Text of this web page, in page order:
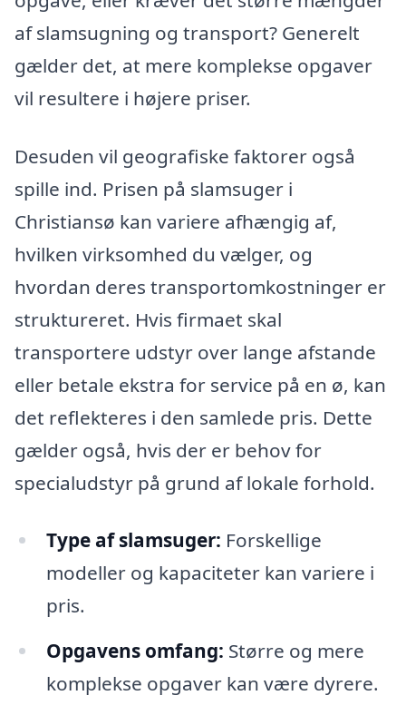
af slamsugning og transport? Generelt
gælder det, at mere komplekse opgaver
vil resultere i højere priser.
Desuden vil geografiske faktorer også
spille ind. Prisen på slamsuger i
Christiansø kan variere afhængig af,
hvilken virksomhed du vælger, og
hvordan deres transportomkostninger er
struktureret. Hvis firmaet skal
transportere udstyr over lange afstande
eller betale ekstra for service på en ø, kan
det reflekteres i den samlede pris. Dette
gælder også, hvis der er behov for
specialudstyr på grund af lokale forhold.
Type af slamsuger: Forskellige
modeller og kapaciteter kan variere i
pris.
Opgavens omfang: Større og mere
komplekse opgaver kan være dyrere.